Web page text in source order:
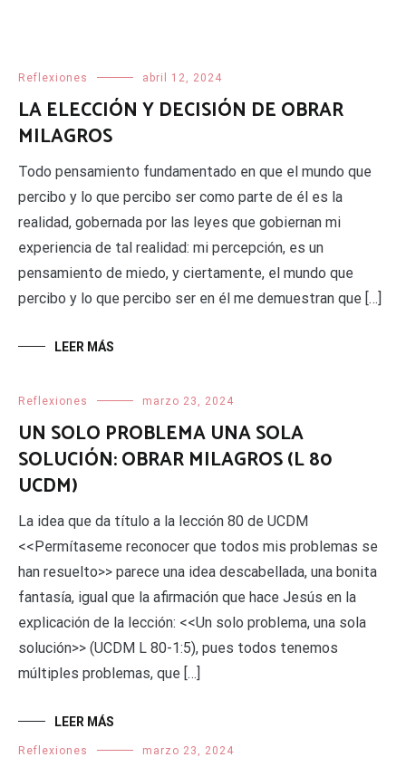
Reflexiones abril 12, 2024
LA ELECCIÓN Y DECISIÓN DE OBRAR
MILAGROS
Todo pensamiento fundamentado en que el mundo que
percibo y lo que percibo ser como parte de él es la
realidad, gobernada por las leyes que gobiernan mi
experiencia de tal realidad: mi percepción, es un
pensamiento de miedo, y ciertamente, el mundo que
percibo y lo que percibo ser en él me demuestran que […]
LEER MÁS
Reflexiones marzo 23, 2024
UN SOLO PROBLEMA UNA SOLA
SOLUCIÓN: OBRAR MILAGROS (L 80
UCDM)
La idea que da título a la lección 80 de UCDM
<<Permítaseme reconocer que todos mis problemas se
han resuelto>> parece una idea descabellada, una bonita
fantasía, igual que la afirmación que hace Jesús en la
explicación de la lección: <<Un solo problema, una sola
solución>> (UCDM L 80-1:5), pues todos tenemos
múltiples problemas, que […]
LEER MÁS
Reflexiones marzo 23, 2024